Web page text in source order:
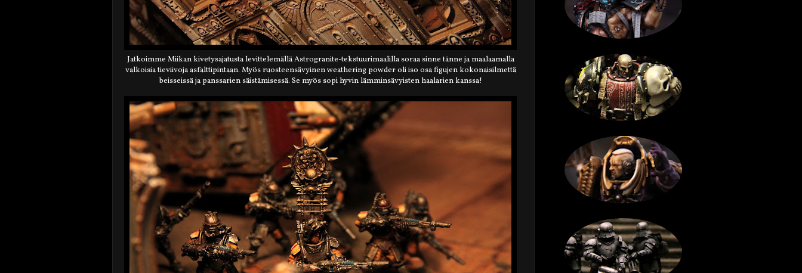
Jatkoimme Miikan kivetysajatusta levittelemällä Astrogranite-tekstuurimaalilla soraa sinne tänne ja maalaamalla
valkoisia tieviivoja asfalttipintaan. Myös ruosteensävyinen weathering powder oli iso osa figujen kokonaisilmettä
beisseissä ja panssarien säistämisessä. Se myös sopi hyvin lämminsävyisten haalarien kanssa!